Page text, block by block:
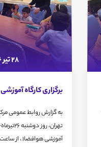
28 تیر 1396
برگزاری کارگاه
به گزارش روابط عمومی